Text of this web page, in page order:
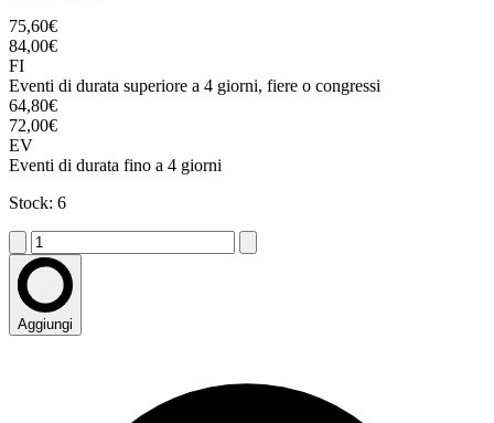
75,60€
84,00€
FI
Eventi di durata superiore a 4 giorni, fiere o congressi
64,80€
72,00€
EV
Eventi di durata fino a 4 giorni
Stock: 6
Aggiungi